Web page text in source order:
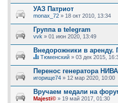
УАЗ Патриот
monax_72 » 18 окт 2010, 13:34
Группа в telegram
vvk » 01 июн 2020, 13:49
Внедорожники в аренду.
н
н
а
я
т
Тюменский » 03 дек 2015,
Перенос генератора НИВА
игорище74 » 12 мар 2020, 10:00
Вручаем медали на
Majesti© » 19 май 2017, 01:30